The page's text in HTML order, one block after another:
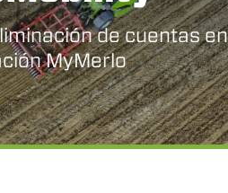
de cuentas en
MyMerlo